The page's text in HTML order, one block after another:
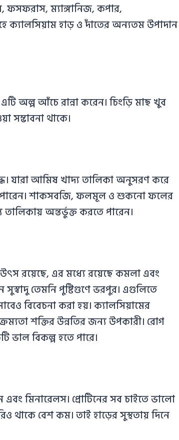
ম্যাঙ্গানিজ, কপার,
ক্যালসিয়াম হাড় ও দাঁতের অন্যতম উপাদান
অল্প আঁচে রান্না করেন। চিংড়ি মাছ খুব
সম্ভাবনা থাকে।
যারা আমিষ খাদ্য তালিকা অনুসরণ করে
পারেন। শাকসবজি, ফলমূল ও শুকনো ফলের
অন্তর্ভুক্ত করতে পারেন।
রয়েছে, এর মধ্যে রয়েছে কমলা এবং
তেমনি পুষ্টিগুণে ভরপুর। এগুলিতে
বিবেচনা করা হয়। ক্যালসিয়ামের
শক্তির উন্নতির জন্য উপকারী। রোগ
ভাল বিকল্প হতে পারে।
এবং মিনারেলস। প্রোটিনের সব চাইতে ভালো
থাকে বেশ কম। তাই হাড়ের সুস্থতায় দিনে